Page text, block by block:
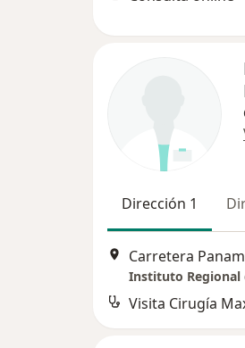
Dirección 1
Visita Cirugía